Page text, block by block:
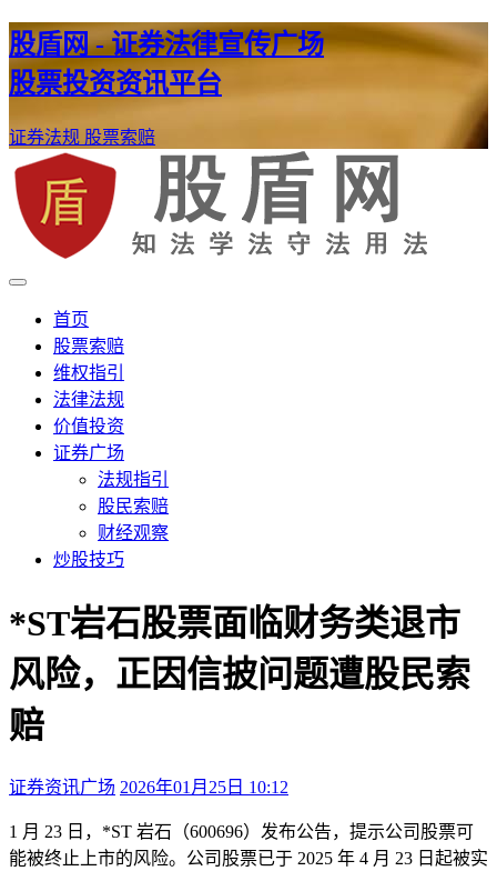
股盾网 - 证券法律宣传广场
股票投资资讯平台
证券法规 股票索赔
股盾网
证券股票维权网
首页
股票索赔
维权指引
法律法规
价值投资
证券广场
法规指引
股民索赔
财经观察
炒股技巧
*ST岩石股票面临财务类退市
风险，正因信披问题遭股民索
赔
证券资讯广场 2026年01月25日 10:12
1 月 23 日，*ST 岩石（600696）发布公告，提示公司股票可
能被终止上市的风险。公司股票已于 2025 年 4 月 23 日起被实